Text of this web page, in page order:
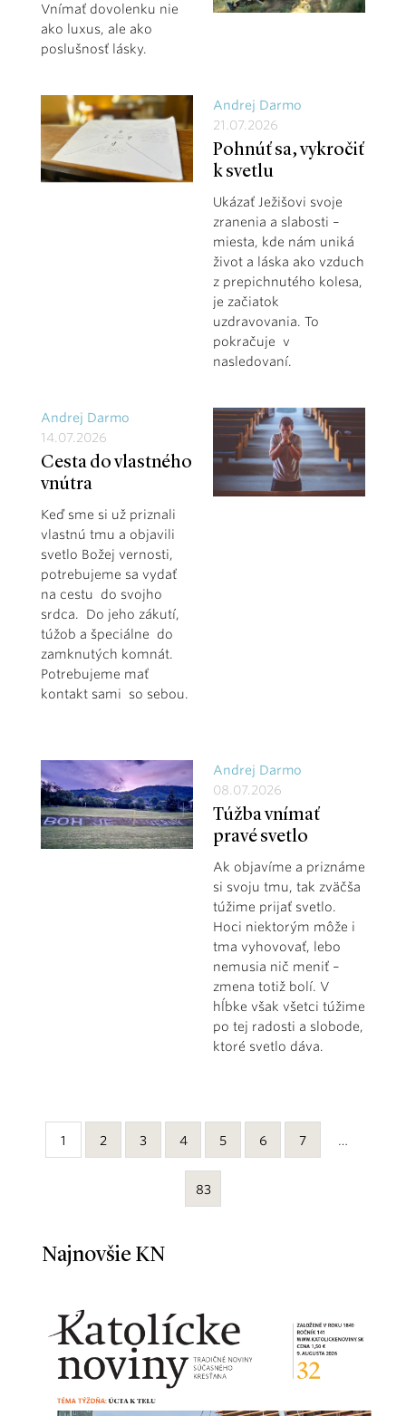
Vnímať dovolenku nie
ako luxus, ale ako
poslušnosť lásky.
Andrej Darmo
21.07.2026
Pohnúť sa, vykročiť
k svetlu
Ukázať Ježišovi svoje
zranenia a slabosti –
miesta, kde nám uniká
život a láska ako vzduch
z prepichnutého kolesa,
je začiatok
uzdravovania. To
pokračuje v
nasledovaní.
Andrej Darmo
14.07.2026
Cesta do vlastného
vnútra
Keď sme si už priznali
vlastnú tmu a objavili
svetlo Božej vernosti,
potrebujeme sa vydať
na cestu do svojho
srdca. Do jeho zákutí,
túžob a špeciálne do
zamknutých komnát.
Potrebujeme mať
kontakt sami so sebou.
Andrej Darmo
08.07.2026
Túžba vnímať
pravé svetlo
Ak objavíme a priznáme
si svoju tmu, tak zväčša
túžime prijať svetlo.
Hoci niektorým môže i
tma vyhovovať, lebo
nemusia nič meniť –
zmena totiž bolí. V
hĺbke však všetci túžime
po tej radosti a slobode,
ktoré svetlo dáva.
1 2 3 4 5 6 7 …
83
Najnovšie KN